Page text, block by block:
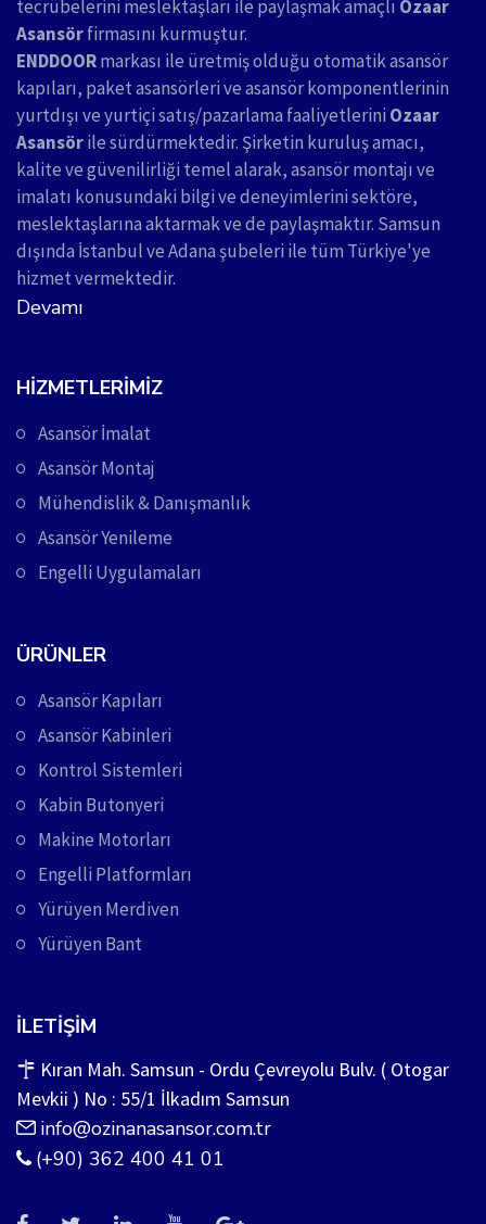
tecrübelerini meslektaşları ile paylaşmak amaçlı Ozaar
Asansörfirmasını kurmuştur.
ENDDOORmarkası ile üretmiş olduğu otomatik asansör
kapıları, paket asansörleri ve asansör komponentlerinin
yurtdışı ve yurtiçi satış/pazarlama faaliyetlerini Ozaar
Asansörile sürdürmektedir. Şirketin kuruluş amacı,
kalite ve güvenilirliği temel alarak, asansör montajı ve
imalatı konusundaki bilgi ve deneyimlerini sektöre,
meslektaşlarına aktarmak ve de paylaşmaktır. Samsun
dışında İstanbul ve Adana şubeleri ile tüm Türkiye'ye
hizmet vermektedir.
Devamı
HIZMETLERIMIZ
Asansör İmalat
Asansör Montaj
Mühendislik & Danışmanlık
Asansör Yenileme
Engelli Uygulamaları
ÜRÜNLER
Asansör Kapıları
Asansör Kabinleri
Kontrol Sistemleri
Kabin Butonyeri
Makine Motorları
Engelli Platformları
Yürüyen Merdiven
Yürüyen Bant
İLETIŞIM
Kıran Mah. Samsun - Ordu Çevreyolu Bulv. ( Otogar
Mevkii ) No : 55/1 İlkadım Samsun
info@ozinanasansor.com.tr
(+90) 362 400 41 01